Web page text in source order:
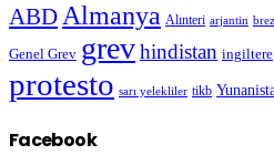
ABD Almanya Alınteri arjantin
Genel Grev grevhindistan ingiltere
protesto sarı yelekliler tikb
Facebook